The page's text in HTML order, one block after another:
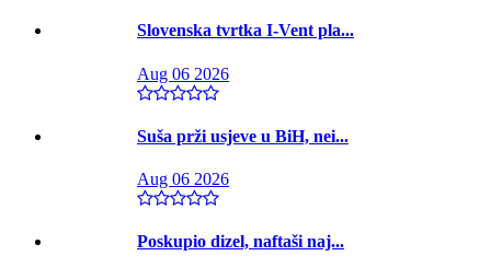
Slovenska tvrtka I-Vent pla...
Aug 06 2026
Suša prži usjeve u BiH, nei...
Aug 06 2026
Poskupio dizel, naftaši naj...